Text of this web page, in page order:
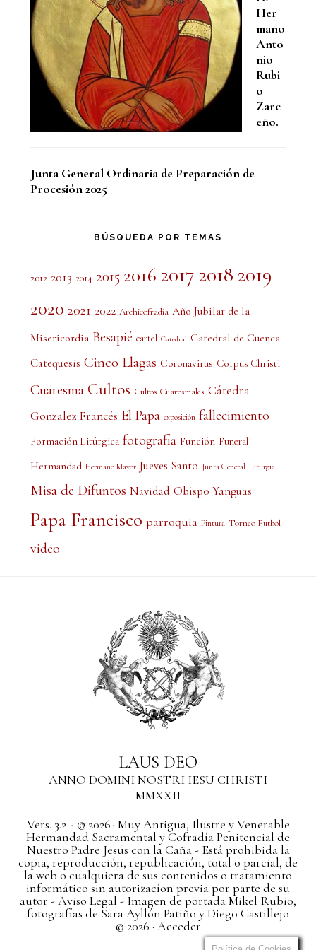
Her
mano
Anto
nio
Rubi
o
Zarc
eño.
Junta General Ordinaria de Preparación de
Procesión 2025
BÚSQUEDA POR TEMAS
2012 2013 2014 2015 2016 2017 2018 2019
2020 2021 2022 Archicofradía Año Jubilar de la
Misericordia Besapié cartel Catedral Catedral de Cuenca
Catequesis Cinco Llagas Coronavirus Corpus Christi
Cuaresma Cultos Cultos Cuaresmales Cátedra
Gonzalez Francés El Papa exposición fallecimiento
Formación Litúrgica fotografía Función Funeral
Hermandad Hermano Mayor Jueves Santo Junta General Liturgia
Misa de Difuntos Navidad Obispo Yanguas
Papa Francisco parroquia Pintura Torneo Futbol
video
LAUS DEO
ANNO DOMINI NOSTRI IESU CHRISTI
MMXXII
Vers. 3.2 - © 2026- Muy Antigua, Ilustre y Venerable
Hermandad Sacramental y Cofradía Penitencial de
Nuestro Padre Jesús con la Caña - Está prohibida la
copia, reproducción, republicación, total o parcial, de
la web o cualquiera de sus contenidos o tratamiento
informático sin autorizacíon previa por parte de su
autor - Aviso Legal - Imagen de portada Mikel Rubio,
fotografías de Sara Ayllón Patiño y Diego Castillejo
© 2026 · Acceder